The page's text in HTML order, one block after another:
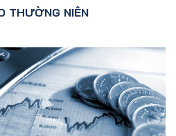
THƯỜNG NIÊN